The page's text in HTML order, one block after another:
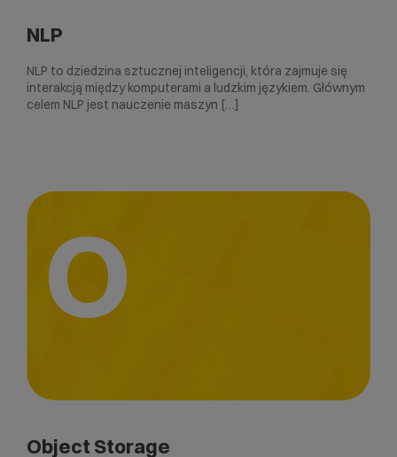
NLP
NLP to dziedzina sztucznej inteligencji, która zajmuje się
interakcją między komputerami a ludzkim językiem. Głównym
celem NLP jest nauczenie maszyn […]
O
Object Storage